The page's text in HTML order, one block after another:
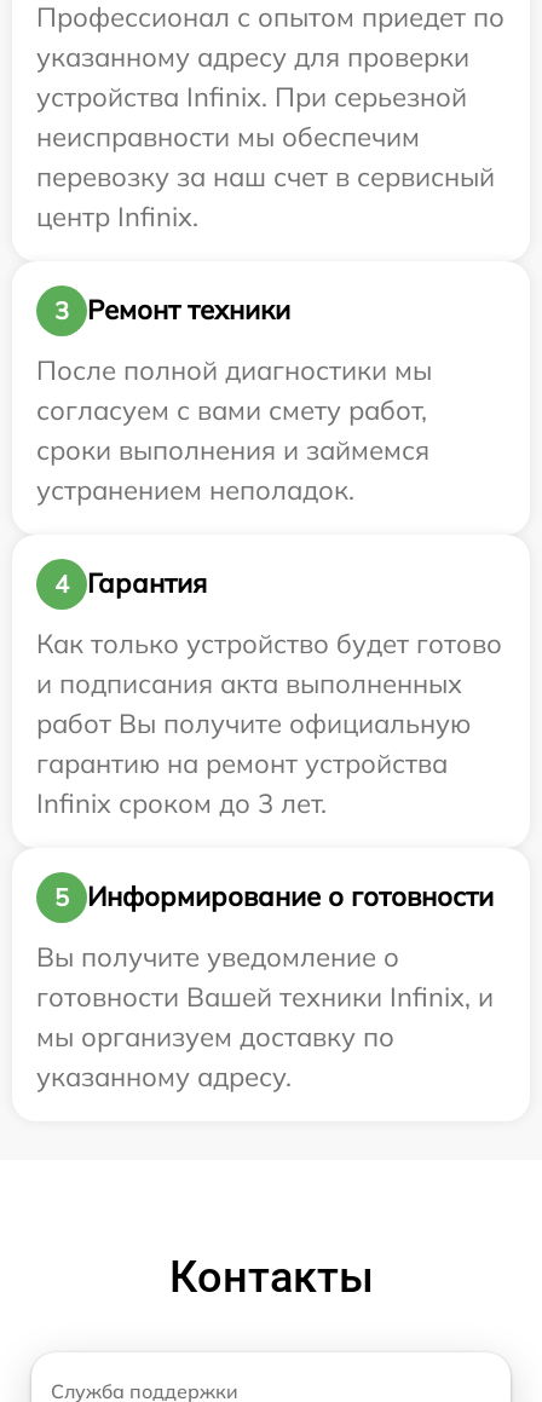
Профессионал с опытом приедет по
указанному адресу для проверки
устройства Infinix. При серьезной
неисправности мы обеспечим
перевозку за наш счет в сервисный
центр Infinix.
3
Ремонт техники
После полной диагностики мы
согласуем с вами смету работ,
сроки выполнения и займемся
устранением неполадок.
4
Гарантия
Как только устройство будет готово
и подписания акта выполненных
работ Вы получите официальную
гарантию на ремонт устройства
Infinix сроком до 3 лет.
5
Информирование о готовности
Вы получите уведомление о
готовности Вашей техники Infinix, и
мы организуем доставку по
указанному адресу.
Контакты
Служба поддержки